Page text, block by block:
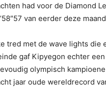
had voor de Diamond
van eerder deze
tred met de wave lights
gaf Kipyegon echter
olympisch
jaar oude wereldrecord